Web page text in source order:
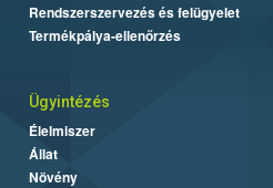
Rendszerszervezés és felügyelet
Termékpálya-ellenőrzés
Ügyintézés
Élelmiszer
Állat
Növény